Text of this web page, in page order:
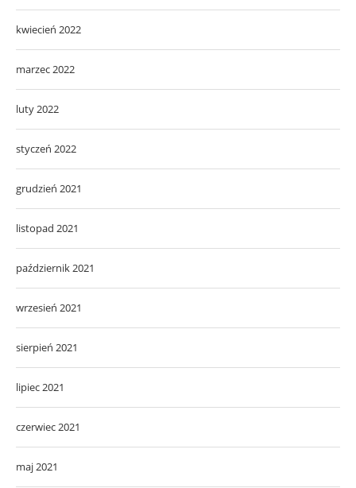
kwiecień 2022
marzec 2022
luty 2022
styczeń 2022
grudzień 2021
listopad 2021
październik 2021
wrzesień 2021
sierpień 2021
lipiec 2021
czerwiec 2021
maj 2021